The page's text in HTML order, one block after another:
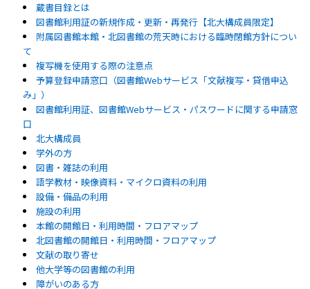
蔵書目録とは
図書館利用証の新規作成・更新・再発行【北大構成員限定】
附属図書館本館・北図書館の荒天時における臨時閉館方針につい
て
複写機を使用する際の注意点
予算登録申請窓口（図書館Webサービス「文献複写・貸借申込
み」）
図書館利用証、図書館Webサービス・パスワードに関する申請窓
口
北大構成員
学外の方
図書・雑誌の利用
語学教材・映像資料・マイクロ資料の利用
設備・備品の利用
施設の利用
本館の開館日・利用時間・フロアマップ
北図書館の開館日・利用時間・フロアマップ
文献の取り寄せ
他大学等の図書館の利用
障がいのある方